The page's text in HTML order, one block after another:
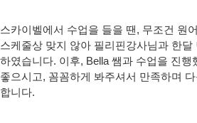
스카이벨에서 수업을 들을 땐, 무조건 원
스케줄상 맞지 않아 필리핀강사님과 한달
하였습니다. 이후, Bella 쌤과 수업을 진행
좋으시고, 꼼꼼하게 봐주셔서 만족하며
합니다.